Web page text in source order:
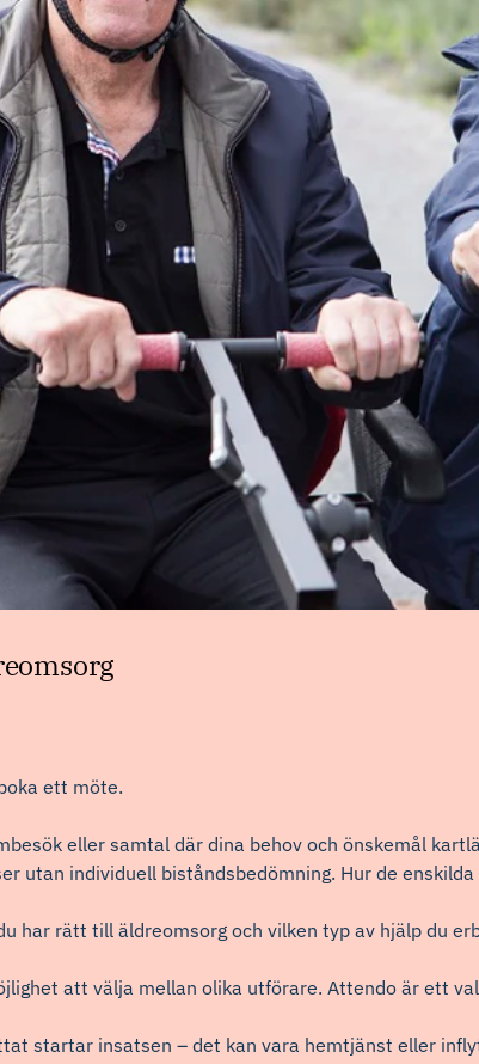
ett möte.
eller samtal där dina behov och önskemål
utan individuell biståndsbedömning. Hur de
har rätt till äldreomsorg och vilken typ av hjälp du
att välja mellan olika utförare. Attendo är ett
startar insatsen – det kan vara hemtjänst eller